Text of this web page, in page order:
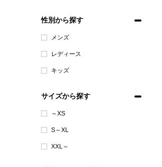
性別から探す
メンズ
レディース
キッズ
サイズから探す
～XS
S～XL
XXL～